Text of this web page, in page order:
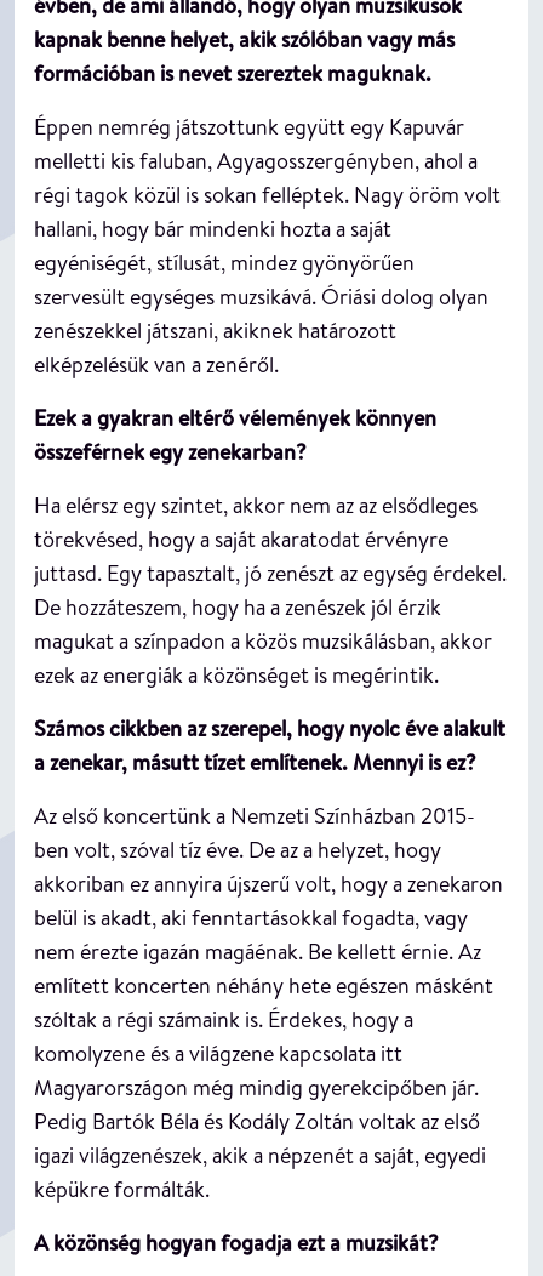
kapnak benne helyet, akik szólóban vagy más
formációban is nevet szereztek maguknak.
Éppen nemrég játszottunk együtt egy Kapuvár
melletti kis faluban, Agyagosszergényben, ahol a
régi tagok közül is sokan felléptek. Nagy öröm volt
hallani, hogy bár mindenki hozta a saját
egyéniségét, stílusát, mindez gyönyörűen
szervesült egységes muzsikává. Óriási dolog olyan
zenészekkel játszani, akiknek határozott
elképzelésük van a zenéről.
Ezek a gyakran eltérő vélemények könnyen
összeférnek egy zenekarban?
Ha elérsz egy szintet, akkor nem az az elsődleges
törekvésed, hogy a saját akaratodat érvényre
juttasd. Egy tapasztalt, jó zenészt az egység érdekel.
De hozzáteszem, hogy ha a zenészek jól érzik
magukat a színpadon a közös muzsikálásban, akkor
ezek az energiák a közönséget is megérintik.
Számos cikkben az szerepel, hogy nyolc éve alakult
a zenekar, másutt tízet említenek. Mennyi is ez?
Az első koncertünk a Nemzeti Színházban 2015-
ben volt, szóval tíz éve. De az a helyzet, hogy
akkoriban ez annyira újszerű volt, hogy a zenekaron
belül is akadt, aki fenntartásokkal fogadta, vagy
nem érezte igazán magáénak. Be kellett érnie. Az
említett koncerten néhány hete egészen másként
szóltak a régi számaink is. Érdekes, hogy a
komolyzene és a világzene kapcsolata itt
Magyarországon még mindig gyerekcipőben jár.
Pedig Bartók Béla és Kodály Zoltán voltak az első
igazi világzenészek, akik a népzenét a saját, egyedi
képükre formálták.
A közönség hogyan fogadja ezt a muzsikát?